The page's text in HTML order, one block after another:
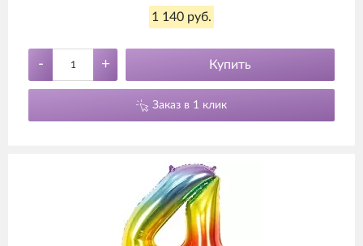
1 140 руб.
- + Купить
Заказ в 1 клик